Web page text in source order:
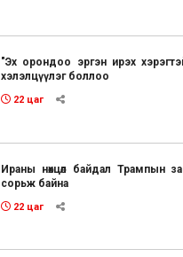
"Эх орондоо эргэн ирэх
хэлэлцүүлэг боллоо
22 цаг
Ираны нөхцөл байдал Трампын
сорьж байна
22 цаг